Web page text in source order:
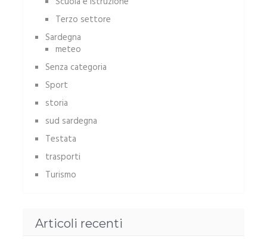
Terzo settore
Sardegna
meteo
Senza categoria
Sport
storia
sud sardegna
Testata
trasporti
Turismo
Articoli recenti